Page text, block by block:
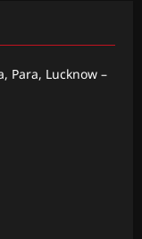
Para, Lucknow –